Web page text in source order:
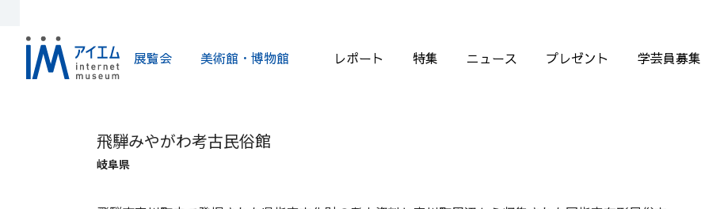
展覧会 美術館・博物館 レポート 特集 ニュース プレゼント 学芸員募集
飛騨みやがわ考古民俗館
岐阜県